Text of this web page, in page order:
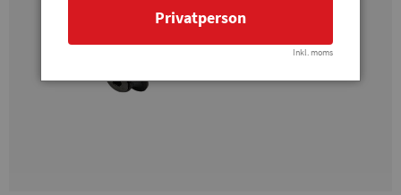
Privatperson
Inkl. moms